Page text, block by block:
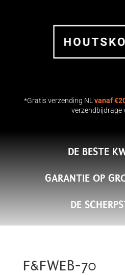
*Gratis verzending NLvanaf
verzendbijdrage
DE BESTE
GARANTIE OP
DE
F&FWEB-70
17 KG
€ 36.50